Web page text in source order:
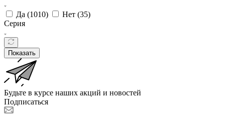
Да (1010) Нет (35)
Серия
Показать
Будьте в курсе наших акций и новостей
Подписаться